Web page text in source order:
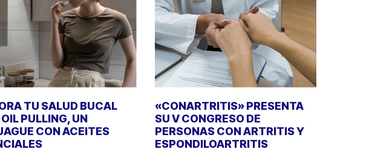
TU SALUD BUCAL
PULLING, UN
CON ACEITES
«CONARTRITIS» PRESENTA
SU V CONGRESO DE
PERSONAS CON ARTRITIS Y
ESPONDILOARTRITIS